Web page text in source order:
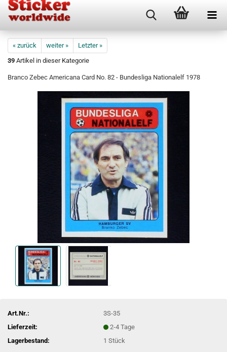
« zurück weiter »
Letzter »
39 Artikel in dieser Kategorie
Branco Zebec Americana Card No. 82 - Bundesliga Nationalelf 1978
Art.Nr.:
3S-35
Lieferzeit:
2-4 Tage
Lagerbestand:
1Stück